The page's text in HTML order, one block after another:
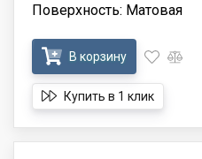
Поверхность: Матовая
В корзину
Купить в 1 клик